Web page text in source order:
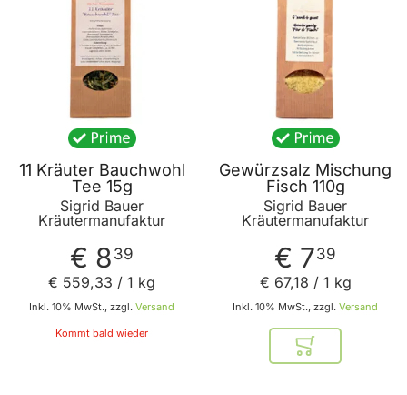
11 Kräuter Bauchwohl
Tee 15g
Sigrid Bauer
Kräutermanufaktur
€ 8 39
Inkl. 10% MwSt., zzgl. Versand
€ 559,33 / 1 kg
Kommt bald wieder
Gewürzsalz Mischung
Fisch 110g
Sigrid Bauer
Kräutermanufaktur
€ 739
Inkl. 10% MwSt., zzgl. Versand
€ 67,18 / 1 kg
In den